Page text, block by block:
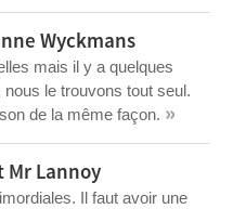
Wyckmans
mais il y a quelques
le trouvons tout seul.
de la même façon. »
Mr Lannoy
Il faut avoir une